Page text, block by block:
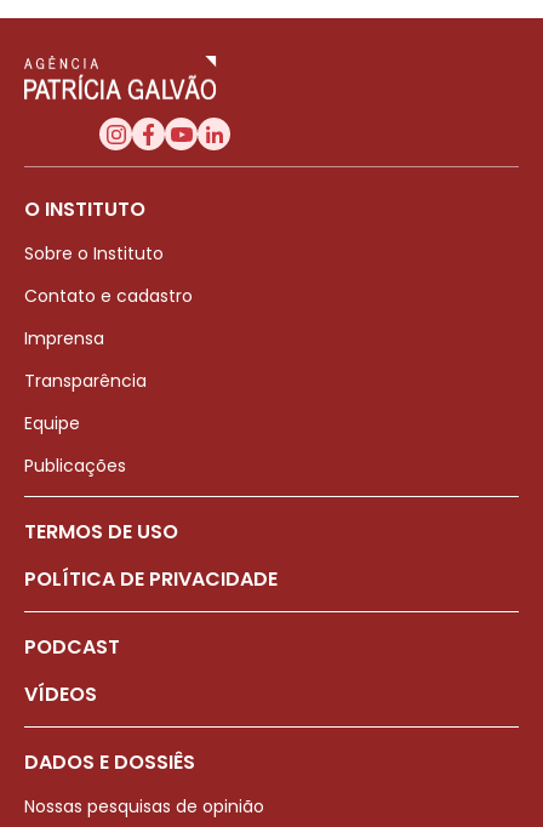
O INSTITUTO
Sobre o Instituto
Contato e cadastro
Imprensa
Transparência
Equipe
Publicações
TERMOS DE USO
POLÍTICA DE PRIVACIDADE
PODCAST
VÍDEOS
DADOS E DOSSIÊS
Nossas pesquisas de opinião